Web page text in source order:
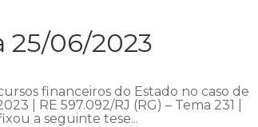
25/06/2023
financeiros do Estado no caso de
| RE 597.092/RJ (RG) – Tema 231 |
a seguinte tese...